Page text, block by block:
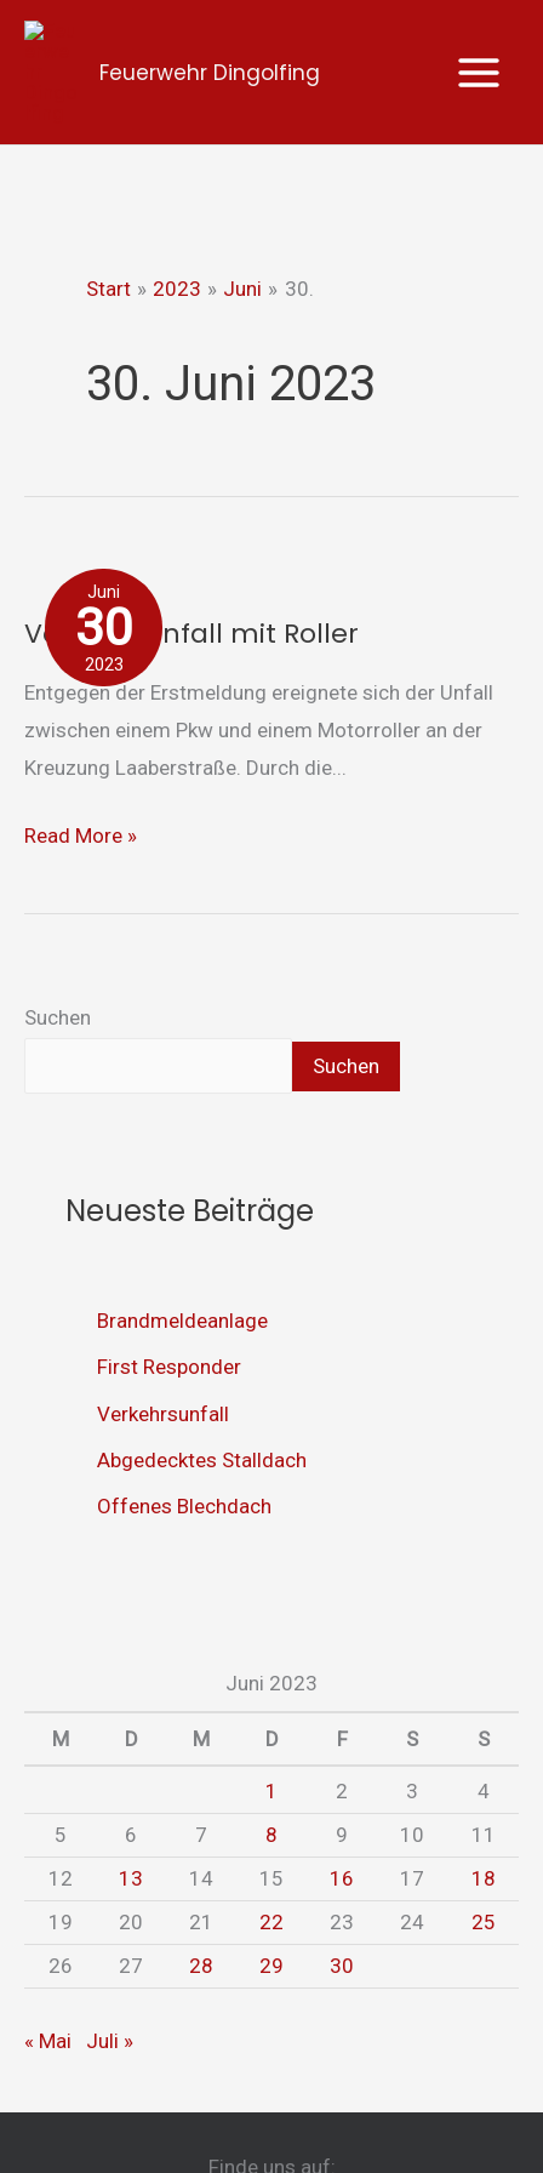
Zum
Feuerwehr Dingolfing
Start 2023 Juni 30.
30. Juni 2023
Juni
30
2023
Verkehrsunfall mit Roller
Entgegen der Erstmeldung ereignete sich der Unfall
zwischen einem Pkw und einem Motorroller an der
Kreuzung Laaberstraße. Durch die...
Verkehrsunfall
mit
Roller
Read More »
Suchen
Suchen
Neueste Beiträge
Brandmeldeanlage
First Responder
Verkehrsunfall
Abgedecktes Stalldach
Offenes Blechdach
Juni 2023
M D M D F S S
1 2 3
4
5
6 7 8 9 10
11
12
13 14 15 16 17
18
19
20 21 22 23 24
25
26
27 28 29 30
« Mai Juli »
Finde uns auf: